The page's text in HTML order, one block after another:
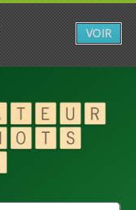
VOIR